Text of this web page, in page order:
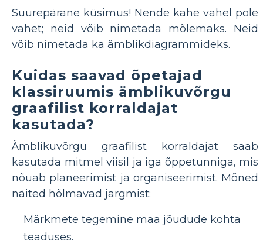
Suurepärane küsimus! Nende kahe vahel pole
vahet; neid võib nimetada mõlemaks. Neid
võib nimetada ka ämblikdiagrammideks.
Kuidas saavad õpetajad
klassiruumis ämblikuvõrgu
graafilist korraldajat
kasutada?
Ämblikuvõrgu graafilist korraldajat saab
kasutada mitmel viisil ja iga õppetunniga, mis
nõuab planeerimist ja organiseerimist. Mõned
näited hõlmavad järgmist:
Märkmete tegemine maa jõudude kohta
teaduses.